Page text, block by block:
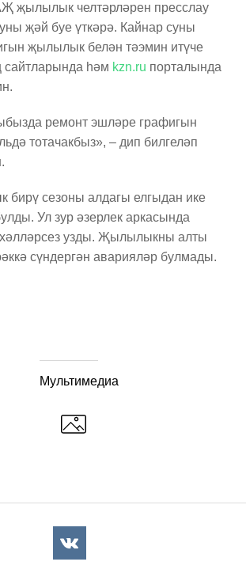
җылылык челтәрләрен пресслау
җәй буе үткәрә. Кайнар суны
җылылык белән тәэмин итүче
һәм kzn.ru порталында
ремонт эшләре графигын
тотачакбыз», – дип билгеләп
бирү сезоны алдагы елгыдан ике
Ул зур әзерлек аркасында
узды. Җылылыкны алты
сүндергән аварияләр булмады.
Мультимедиа